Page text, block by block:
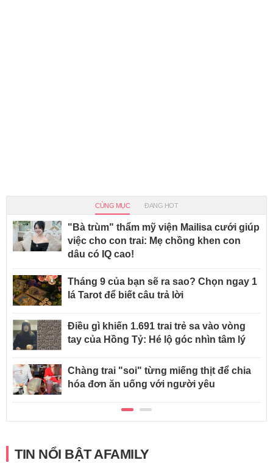
CÙNG MỤC ĐANG HOT
"Bà trùm" thẩm mỹ viện Mailisa cưới giúp
việc cho con trai: Mẹ chồng khen con
dâu có IQ cao!
Tháng 9 của bạn sẽ ra sao? Chọn ngay 1
lá Tarot để biết câu trả lời
Điều gì khiến 1.691 trai trẻ sa vào vòng
tay của Hồng Tỷ: Hé lộ góc nhìn tâm lý
Chàng trai "soi" từng miếng thịt để chia
hóa đơn ăn uống với người yêu
TIN NỔI BẬT AFAMILY